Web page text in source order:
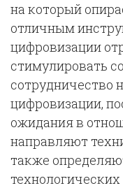
на который
отличным
цифровизации
стимулировать
сотрудничество
цифровизации,
ожидания в
направляют
также